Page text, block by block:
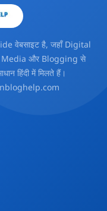
वेबसाइट है, जहाँ Digital
Media और Blogging से
हिंदी में मिलते हैं।